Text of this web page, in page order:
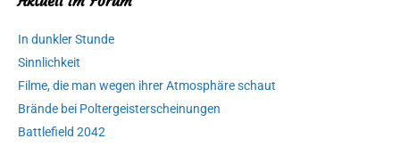
In dunkler Stunde
Sinnlichkeit
Filme, die man wegen ihrer Atmosphäre schaut
Brände bei Poltergeisterscheinungen
Battlefield 2042